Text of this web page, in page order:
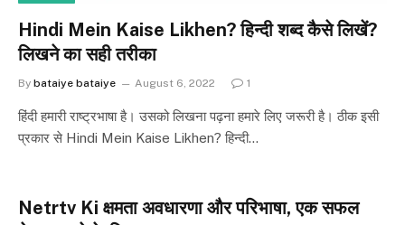
Hindi Mein Kaise Likhen? हिन्दी शब्द कैसे लिखें?
लिखने का सही तरीका
By bataiye bataiye August 6, 2022 1
हिंदी हमारी राष्ट्रभाषा है। उसको लिखना पढ़ना हमारे लिए जरूरी है। ठीक इसी
प्रकार से Hindi Mein Kaise Likhen? हिन्दी…
Netrtv Ki क्षमता अवधारणा और परिभाषा, एक सफल